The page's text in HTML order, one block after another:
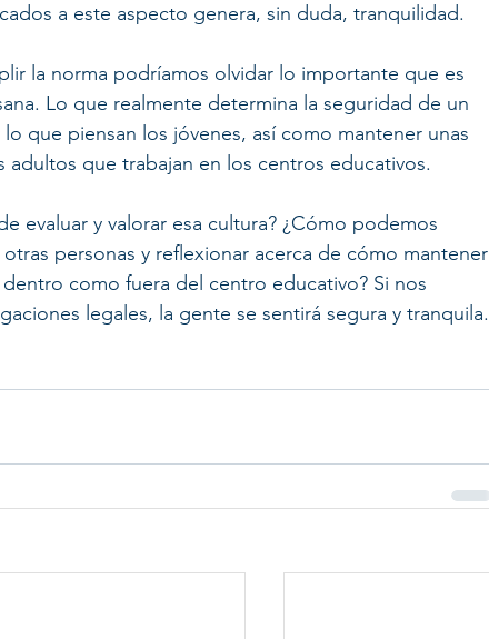
a este aspecto genera, sin duda, tranquilidad.
la norma podríamos olvidar lo importante que es
Lo que realmente determina la seguridad de un
que piensan los jóvenes, así como mantener unas
adultos que trabajan en los centros educativos.
evaluar y valorar esa cultura? ¿Cómo podemos
personas y reflexionar acerca de cómo mantener
como fuera del centro educativo? Si nos
legales, la gente se sentirá segura y tranquila.